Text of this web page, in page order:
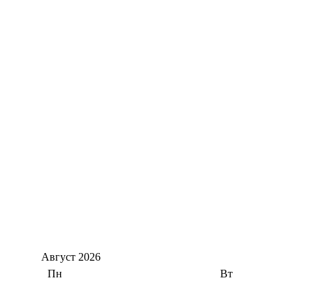
Август 2026
Пн
Вт